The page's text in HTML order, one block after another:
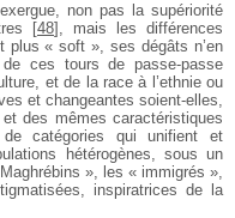
non pas la supériorité
[48] , mais les différences
plus « soft », ses dégâts n’en
ces tours de passe-passe
et de la race à l’ethnie ou
et changeantes soient-elles,
des mêmes caractéristiques
catégories qui unifient et
hétérogènes, sous un
», les « immigrés »,
inspiratrices de la